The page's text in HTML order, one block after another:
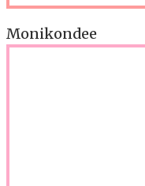
Monikondee